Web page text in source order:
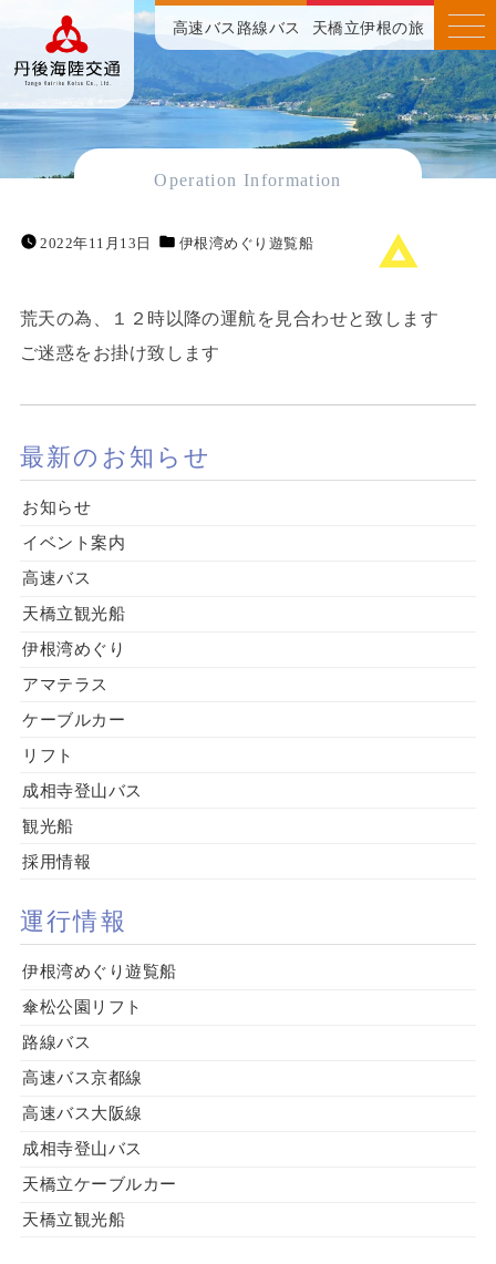
高速バス 路線バス 天橋立伊根の旅
Operation Information
2022年11月13日 伊根湾めぐり遊覧船
荒天の為、１２時以降の運航を見合わせと致します
ご迷惑をお掛け致します
最新のお知らせ
お知らせ
イベント案内
高速バス
天橋立観光船
伊根湾めぐり
アマテラス
ケーブルカー
リフト
成相寺登山バス
観光船
採用情報
運行情報
伊根湾めぐり遊覧船
傘松公園リフト
路線バス
高速バス京都線
高速バス大阪線
成相寺登山バス
天橋立ケーブルカー
天橋立観光船